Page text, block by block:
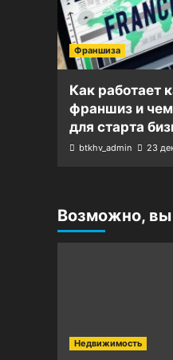
Франшиза
Как работает
франшиз и чем
для старта
btkhv_admin 23
Возможно, вы
Недвижимость